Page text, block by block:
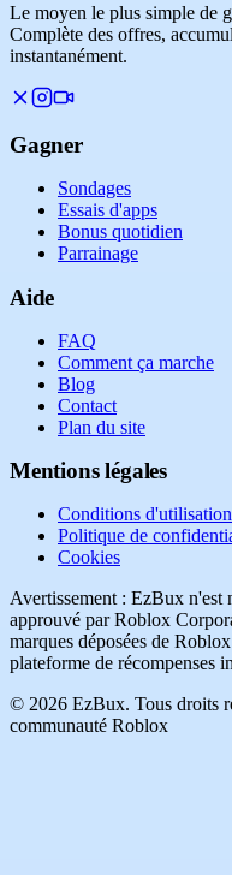
Le moyen le plus simple de
Complète des offres,
instantanément.
Gagner
Sondages
Essais d'apps
Bonus quotidien
Parrainage
Aide
FAQ
Comment ça marche
Blog
Contact
Plan du site
Mentions légales
Conditions d'utilisation
Politique de
Cookies
Avertissement : EzBux n'est
approuvé par Roblox
marques déposées de
plateforme de récompenses
© 2026 EzBux. Tous droits
communauté Roblox